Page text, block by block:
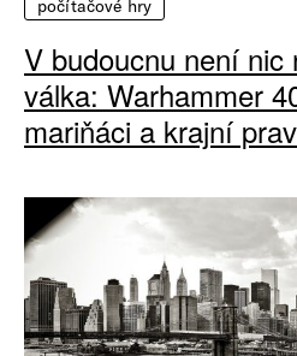
počítačové hry
V budoucnu není nic
válka: Warhammer
mariňáci a krajní